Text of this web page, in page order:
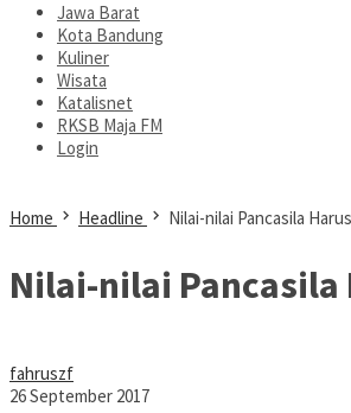
Jawa Barat
Kota Bandung
Kuliner
Wisata
Katalisnet
RKSB Maja FM
Login
Home Headline Nilai-nilai Pancasila
Nilai-nilai Pancasila
fahruszf
26 September 2017